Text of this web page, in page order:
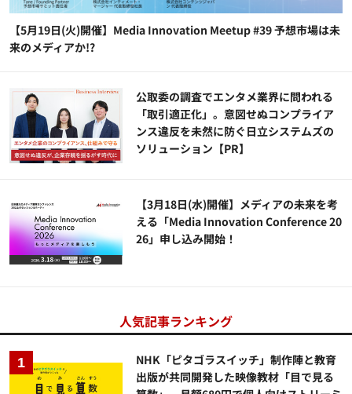
【5月19日(火)開催】Media Innovation Meetup #39 予想市場は未
来のメディアか!?
公​​取委の調査でエンタメ業界に問われる
「取引適正化」。意図せぬコンプライア
ンス違反を未然に防ぐ日立システムズの
ソリューション​【PR】
【3月18日(水)開催】メディアの未来を考
える「Media Innovation Conference 20
26」申し込み開始！
人気記事ランキング
NHK「ピタゴラスイッチ」制作陣と教育
出版が共同開発した映像教材「目で見る